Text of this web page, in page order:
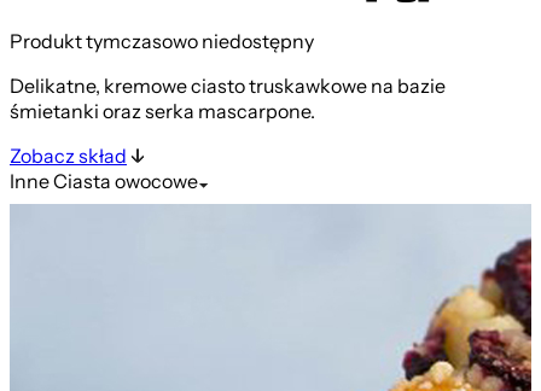
Produkt tymczasowo niedostępny
Delikatne, kremowe ciasto truskawkowe na bazie
śmietanki oraz serka mascarpone.
Zobacz skład
InneCiasta owocowe